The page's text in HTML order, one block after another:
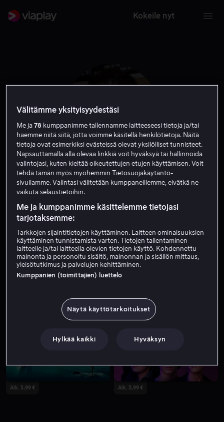
Kokeile nyt
Craig Sheffer
Näyttelijä Vieras
Alk. 3,99 € Alk. 3,99 €
Välitämme yksityisyydestäsi
Me ja78 kumppanimme tallennamme laitteeseesi tietoja ja/tai
haemme niitä siitä, jotta voimme käsitellä henkilötietoja. Näitä
tietoja ovat esimerkiksi evästeissä olevat yksilölliset tunnisteet.
Napsauttamalla alla olevaa linkkiä voit hyväksyä tai hallinnoida
valintojasi, kuten kieltää oikeutettujen etujen käyttämisen. Voit
tehdä tämän myös myöhemmin Tietosuojakäytäntö-
sivullamme. Valintasi välitetään kumppaneillemme, eivätkä ne
vaikuta selaustietoihin.
Me ja kumppanimme käsittelemme tietojasi
tarjotaksemme:
Tarkkojen sijaintitietojen käyttäminen. Laitteen ominaisuuksien
käyttäminen tunnistamista varten. Tietojen tallentaminen
laitteelle ja/tai laitteella olevien tietojen käyttö. Kohdennettu
mainonta ja personoitu sisältö, mainonnan ja sisällön mittaus,
yleisötutkimus ja palvelujen kehittäminen.
Kumppanien (toimittajien) luettelo
Näytä käyttötarkoitukset
Hylkää kaikki Hyväksyn